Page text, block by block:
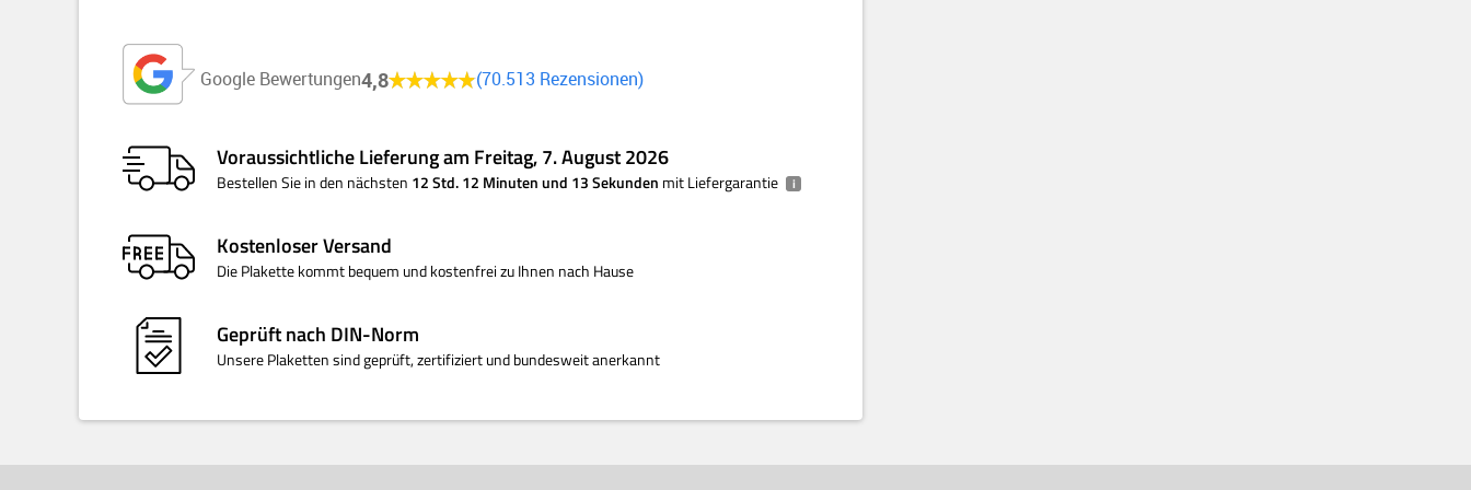
Google Bewertungen4,8 70.513 Rezensionen
Voraussichtliche Lieferung am Freitag, 7. August 2026
Bestellen Siein den nächsten 12 Std. 12 Minuten und 13 Sekunden mit Liefergarantie i
KostenloserVersand
Die Plakette kommt bequem und kostenfrei zu Ihnen nach Hause
Geprüft nach DIN-Norm
Unsere Plaketten sind geprüft, zertifiziert und bundesweit anerkannt